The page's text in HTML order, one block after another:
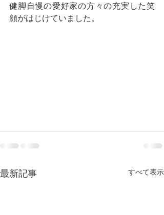
健脚自慢の愛好家の方々の充実した笑
顔がはじけていました。
最新記事 すべて表示